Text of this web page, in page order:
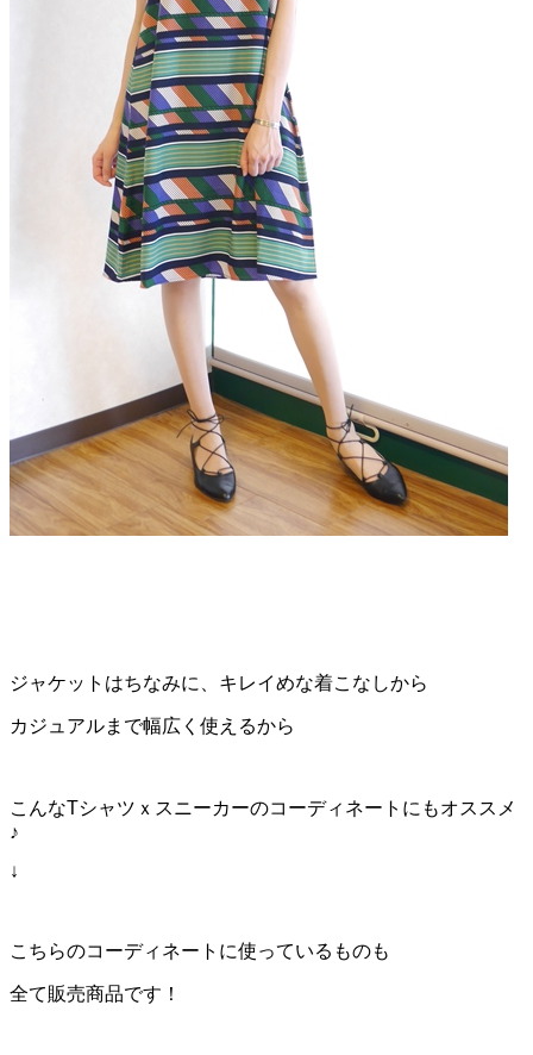
ジャケットはちなみに、キレイめな着こなしから
カジュアルまで幅広く使えるから
こんなTシャツｘスニーカーのコーディネートにもオススメ
♪
↓
こちらのコーディネートに使っているものも
全て販売商品です！